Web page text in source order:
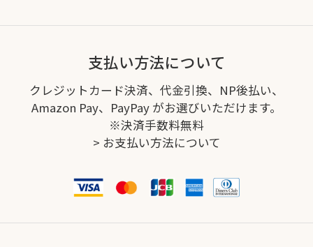
支払い方法について
クレジットカード決済、代金引換、NP後払い、
Amazon Pay、PayPay がお選びいただけます。
※決済手数料無料
> お支払い方法について